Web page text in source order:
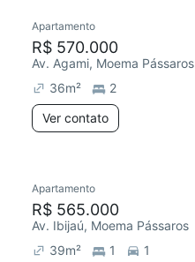
Chegou este mês
Apartamento
R$ 570.000
Av. Agami, Moema Pássaros
36m²
2
Ver contato
Redecorar
Apartamento
R$ 565.000
Av. Ibijaú, Moema Pássaros
39m² 1
1